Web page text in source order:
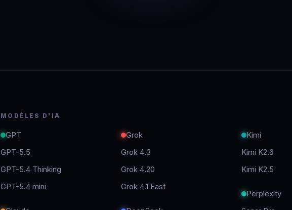
MODÈLES D'IA
GPT
GPT-5.5
GPT-5.4 Thinking
GPT-5.4 mini
Grok
Grok 4.3
Grok 4.20
Grok 4.1 Fast
Kimi
Kimi K2.6
Kimi K2.5
Perplexity